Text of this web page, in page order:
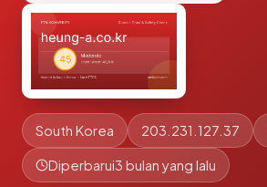
South Korea 203.231.127.37
Diperbarui3 bulan yang lalu